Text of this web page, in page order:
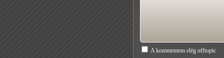
A kommentem elég offtopic